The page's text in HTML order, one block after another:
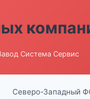
Система Сервис
Северо-Западный